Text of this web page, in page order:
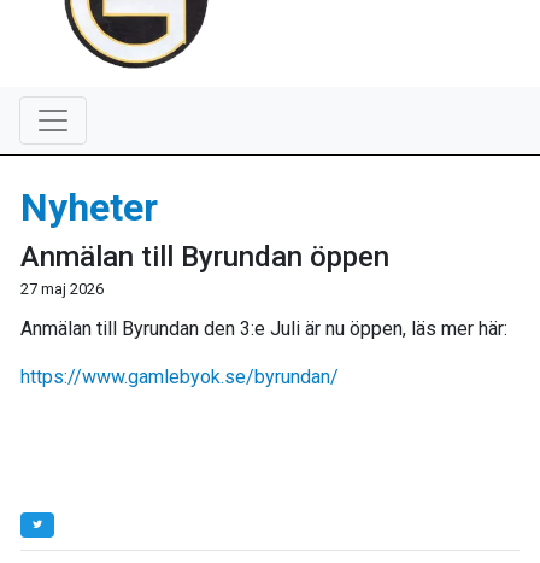
Nyheter
Anmälan till Byrundan öppen
27 maj 2026
Anmälan till Byrundan den 3:e Juli är nu öppen, läs mer här:
https://www.gamlebyok.se/byrundan/